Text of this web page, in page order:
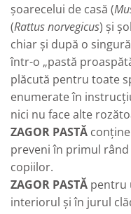
șoarecelui de casă (
(Rattus norvegicus) și
chiar și după o
într-o „pastă
plăcută pentru toate
enumerate în
nici nu face alte
ZAGOR PASTĂ
preveni în primul
copiilor.
ZAGOR PASTĂ pentru
interiorul și în jurul